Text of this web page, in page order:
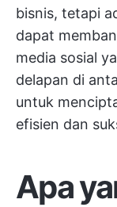
bisnis, tetapi
dapat
media sosial
delapan di
untuk
efisien dan
Apa